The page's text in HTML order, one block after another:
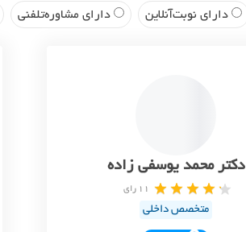
دارای نوبت‌آنلاین دارای مشاوره‌تلفنی
دکتر محمد یوسفی زاده
11 رای
متخصص داخلی